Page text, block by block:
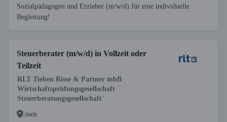
Sozialpädagogen und Erzieher (m/w/d) für eine individuelle
Begleitung!
Steuerberater (m/w/d) in Vollzeit oder
Teilzeit
RLT Tieben Risse & Partner mbB
Wirtschaftsprüfungsgesellschaft
Steuerberatungsgesellschaft'
Essen